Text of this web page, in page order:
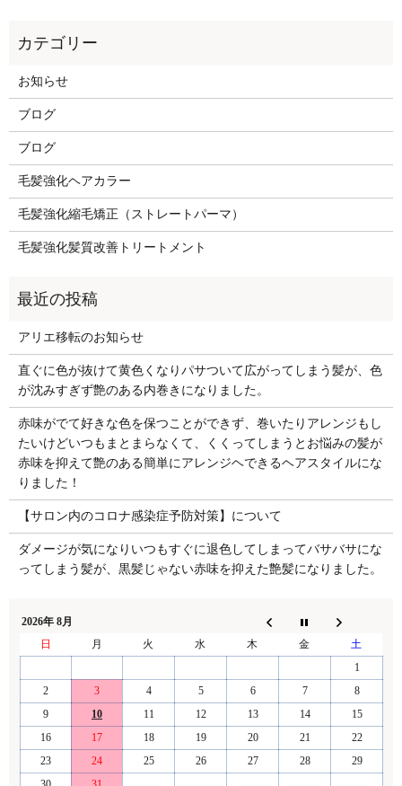
お知らせ
ブログ
ブログ
毛髪強化ヘアカラー
毛髪強化縮毛矯正（ストレートパーマ）
毛髪強化髪質改善トリートメント
アリエ移転のお知らせ
直ぐに色が抜けて黄色くなりパサついて広がってしまう髪が、色
が沈みすぎず艶のある内巻きになりました。
赤味がでて好きな色を保つことができず、巻いたりアレンジもし
たいけどいつもまとまらなくて、くくってしまうとお悩みの髪が
赤味を抑えて艶のある簡単にアレンジヘできるヘアスタイルにな
りました！
【サロン内のコロナ感染症予防対策】について
ダメージが気になりいつもすぐに退色してしまってバサバサにな
ってしまう髪が、黒髪じゃない赤味を抑えた艶髪になりました。
2026年 8月
日
月 火 水 木 金
土
1
2
3 4 5 6 7
8
9
10 11 12 13 14
15
16
17 18 19 20 21
22
23
24 25 26 27 28
29